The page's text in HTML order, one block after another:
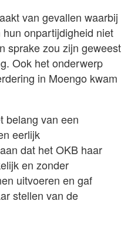
van gevallen waarbij
onpartijdigheid niet
sprake zou zijn geweest
Ook het onderwerp
in Moengo kwam
belang van een
eerlijk
dat het OKB haar
en zonder
uitvoeren en gaf
stellen van de